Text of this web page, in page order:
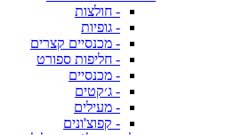
- חולצות
- גופיות
- מכנסיים קצרים
- חליפות ספורט
- מכנסיים
- ג׳קטים
- מעילים
- קפוצ'ונים